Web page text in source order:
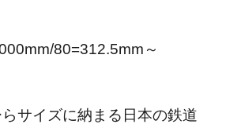
80=312.5mm～
サイズに納まる日本の鉄道